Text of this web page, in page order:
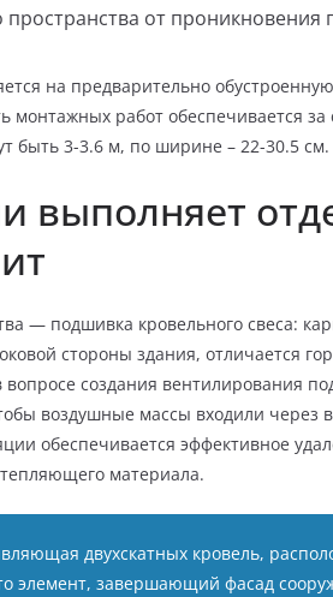
от проникновения
на предварительно
монтажных работ обеспечивается за
быть 3-3.6 м, по ширине – 22-30.5 см.
выполняет
— подшивка кровельного свеса:
стороны здания, отличается
создания вентилирования
воздушные массы входили через
обеспечивается эффективное
материала.
двухскатных кровель,
элемент, завершающий фасад